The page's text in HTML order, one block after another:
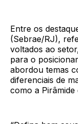
Entre os
(Sebrae/RJ),
voltados ao
para o
abordou temas
diferenciais de
como a Pirâmide